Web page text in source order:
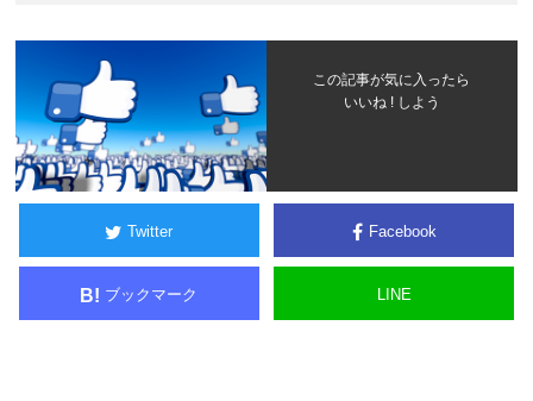
この記事が気に入ったら
いいね ! しよう
Twitter Facebook
B! ブックマーク LINE